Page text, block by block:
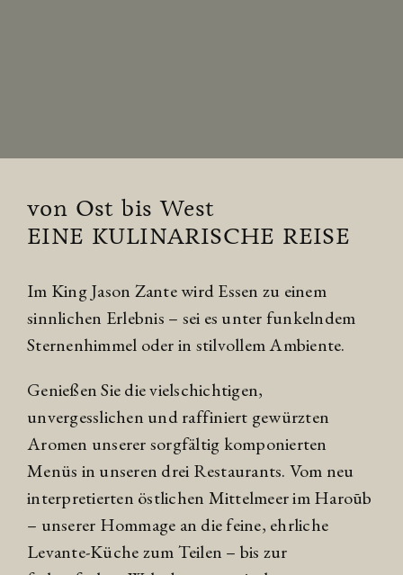
von Ost bis West
EINE KULINARISCHE REISE
Im King Jason Zante wird Essen zu einem
sinnlichen Erlebnis – sei es unter funkelndem
Sternenhimmel oder in stilvollem Ambiente.
Genießen Sie die vielschichtigen,
unvergesslichen und raffiniert gewürzten
Aromen unserer sorgfältig komponierten
Menüs in unseren drei Restaurants. Vom neu
interpretierten östlichen Mittelmeer im Haroūb
– unserer Hommage an die feine, ehrliche
Levante-Küche zum Teilen – bis zur